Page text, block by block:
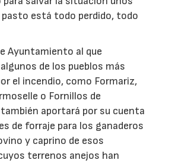
pasto está todo perdido, todo
Ayuntamiento al que
de los pueblos más
el incendio, como Formariz,
o Fornillos de
aportará por su cuenta
de forraje para los ganaderos
y caprino de esos
terrenos anejos han